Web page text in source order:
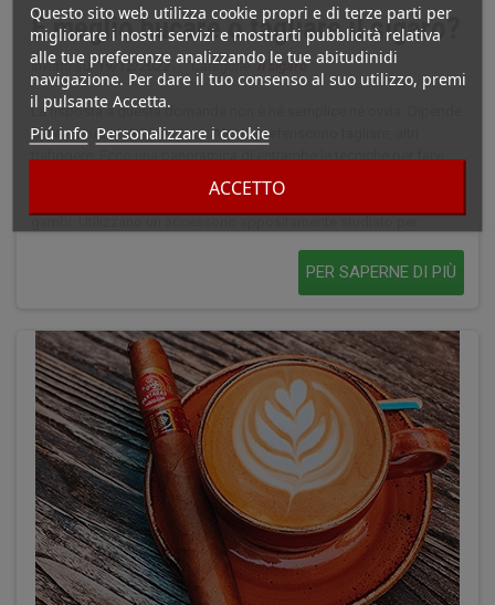
Questo sito web utilizza cookie propri e di terze parti per
migliorare i nostri servizi e mostrarti pubblicità relativa
alle tue preferenze analizzando le tue abitudinidi
navigazione. Per dare il tuo consenso al suo utilizzo, premi
il pulsante Accetta.
Piú info Personalizzare i cookie
ACCETTO
È meglio bucare o tagliare il sigaro?
Inviato su:19/12/2022 | Categorie:Il sigaro
La risposta a questa domanda non è né semplice né ovvia. Dipende
dalle abitudini del fumatore. Alcuni preferiscono tagliare, altri
tutta tranquillità La maggior parte dei fumatori di sigari taglia i
gambi. Utilizzano un accessorio appositamente studiato per...
PER SAPERNE DI PIÙ